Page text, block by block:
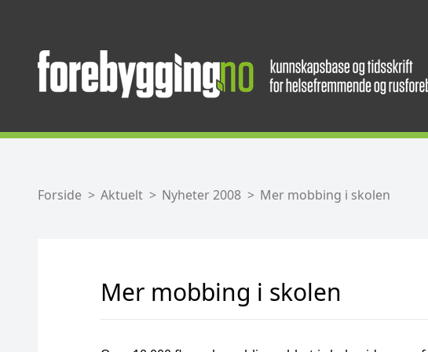
Forside Aktuelt Nyheter 2008 Mer mobbing i skolen
Mer mobbing i skolen